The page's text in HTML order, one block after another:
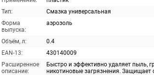
Тип:
Смазка универсальная
Форма
выпуска:
аэрозоль
Объём, л:
0.4
EAN-13:
430140009
Расширенное
описание:
Быстро и эффективно удаляет пыль,
никотиновые загрязнения. Защищает